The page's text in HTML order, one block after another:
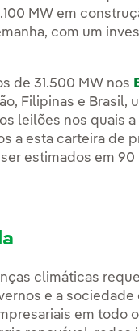
MW em
com um
de 31.500 MW nos
Filipinas e Brasil,
leilões nos quais
a esta carteira de
estimados em
climáticas
e a sociedade
em todo